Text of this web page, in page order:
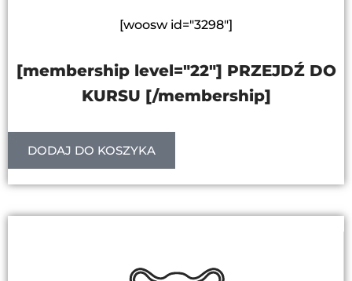
[woosw id="3298"]
[membership level="22"] PRZEJDŹ DO
KURSU [/membership]
DODAJ DO KOSZYKA